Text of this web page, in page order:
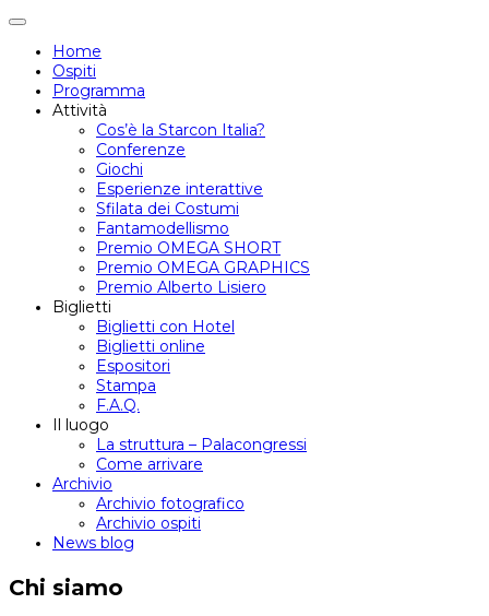
Attiva/disattiva
navigazione
Home
Ospiti
Programma
Attività
Cos’è la Starcon Italia?
Conferenze
Giochi
Esperienze interattive
Sfilata dei Costumi
Fantamodellismo
Premio OMEGA SHORT
Premio OMEGA GRAPHICS
Premio Alberto Lisiero
Biglietti
Biglietti con Hotel
Biglietti online
Espositori
Stampa
F.A.Q.
Il luogo
La struttura – Palacongressi
Come arrivare
Archivio
Archivio fotografico
Archivio ospiti
News blog
Chi siamo